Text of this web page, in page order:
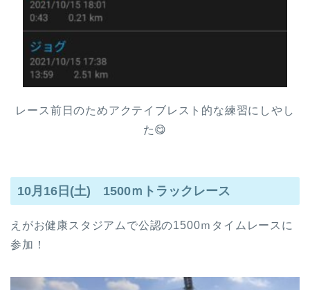
レース前日のためアクテイブレスト的な練習にしやし
た😋
10月16日(土) 1500ｍトラックレース
えがお健康スタジアムで公認の1500ｍタイムレースに
参加！